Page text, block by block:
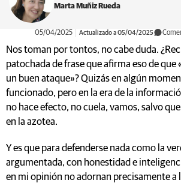
Marta Muñiz Rueda
05/04/2025 Actualizado a 05/04/2025
Nos toman por tontos, no cabe duda.
patochada de frase que afirma eso de que
un buen ataque»? Quizás en algún
funcionado, pero en la era de la
no hace efecto, no cuela, vamos, salvo
en la azotea.
Y es que para defenderse nada como la
argumentada, con honestidad e
en mi opinión no adornan precisamente a